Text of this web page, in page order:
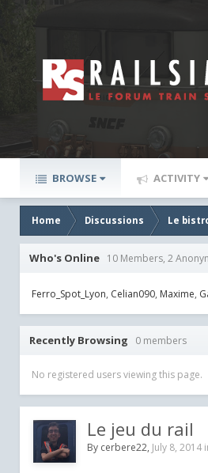
BROWSE ACTIVITY
Home Discussions Le
Who's Online 10 Members, 2
Ferro_Spot_Lyon Celian090 Maxime
Recently Browsing 0 members
No registered users viewing this page.
Le jeu du rail
By cerbere22, July 8, 2014